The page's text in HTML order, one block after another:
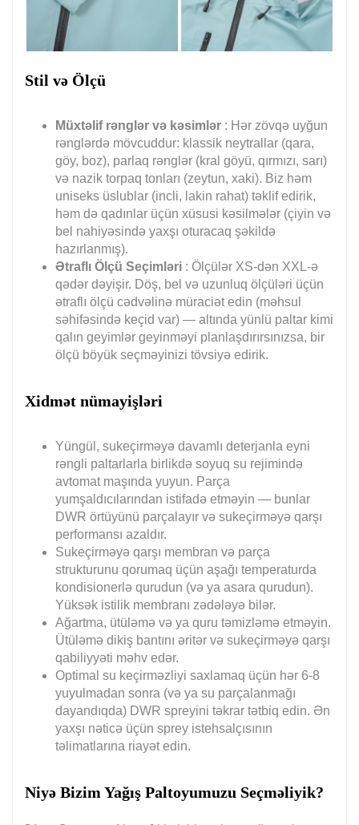
Stil və Ölçü
Müxtəlif rənglər və kəsimlər : Hər zövqə uyğun
rənglərdə mövcuddur: klassik neytrallar (qara,
göy, boz), parlaq rənglər (kral göyü, qırmızı, sarı)
və nazik torpaq tonları (zeytun, xaki). Biz həm
uniseks üslublar (incli, lakin rahat) təklif edirik,
həm də qadınlar üçün xüsusi kəsilmələr (çiyin və
bel nahiyəsində yaxşı oturacaq şəkildə
hazırlanmış).
Ətraflı Ölçü Seçimləri : Ölçülər XS-dən XXL-ə
qədər dəyişir. Döş, bel və uzunluq ölçüləri üçün
ətraflı ölçü cədvəlinə müraciət edin (məhsul
səhifəsində keçid var) — altında yünlü paltar kimi
qalın geyimlər geyinməyi planlaşdırırsınızsa, bir
ölçü böyük seçməyinizi tövsiyə edirik.
Xidmət nümayişləri
Yüngül, sukeçirməyə davamlı deterjanla eyni
rəngli paltarlarla birlikdə soyuq su rejimində
avtomat maşında yuyun. Parça
yumşaldıcılarından istifadə etməyin — bunlar
DWR örtüyünü parçalayır və sukeçirməyə qarşı
performansı azaldır.
Sukeçirməyə qarşı membran və parça
strukturunu qorumaq üçün aşağı temperaturda
kondisionerlə qurudun (və ya asara qurudun).
Yüksək istilik membranı zədələyə bilər.
Ağartma, ütüləmə və ya quru təmizləmə etməyin.
Ütüləmə dikiş bantını əritər və sukeçirməyə qarşı
qabiliyyəti məhv edər.
Optimal su keçirməzliyi saxlamaq üçün hər 6-8
yuyulmadan sonra (və ya su parçalanmağı
dayandıqda) DWR spreyini təkrar tətbiq edin. Ən
yaxşı nəticə üçün sprey istehsalçısının
təlimatlarına riayət edin.
Niyə Bizim Yağış Paltoyumuzu Seçməliyik?